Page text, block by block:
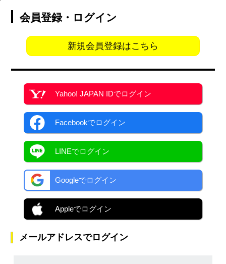
会員登録・ログイン
新規会員登録はこちら
Yahoo! JAPAN IDでログイン
Facebookでログイン
LINEでログイン
Googleでログイン
Appleでログイン
メールアドレスでログイン